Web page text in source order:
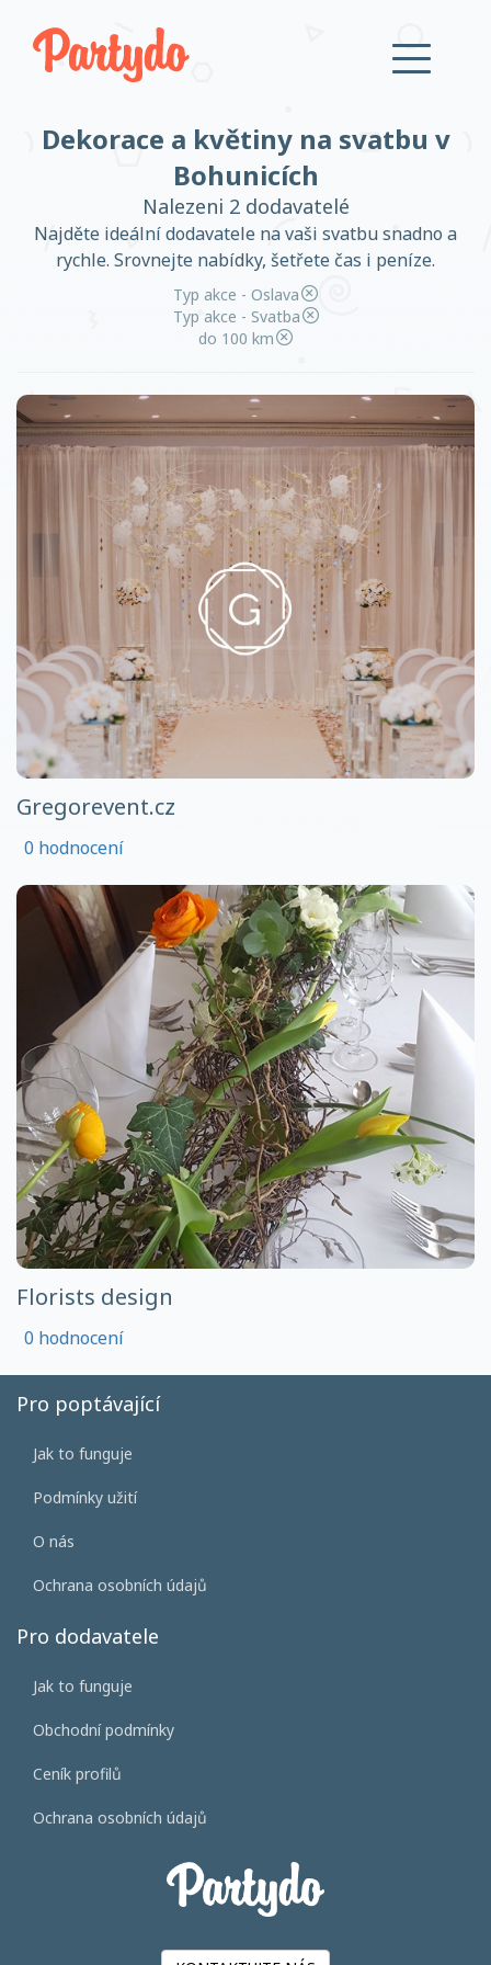
Přihlásit se
Přihlásit se
Založit účet
Dekorace a květiny na svatbu v
Bohunicích
Nalezeni 2 dodavatelé
Najděte ideální dodavatele na vaši svatbu snadno a
rychle. Srovnejte nabídky, šetřete čas i peníze.
Typ akce - Oslava
Typ akce - Svatba
do 100 km
Gregorevent.cz
0 hodnocení
Florists design
0 hodnocení
Pro poptávající
Jak to funguje
Podmínky užití
O nás
Ochrana osobních údajů
Pro dodavatele
Jak to funguje
Obchodní podmínky
Ceník profilů
Ochrana osobních údajů